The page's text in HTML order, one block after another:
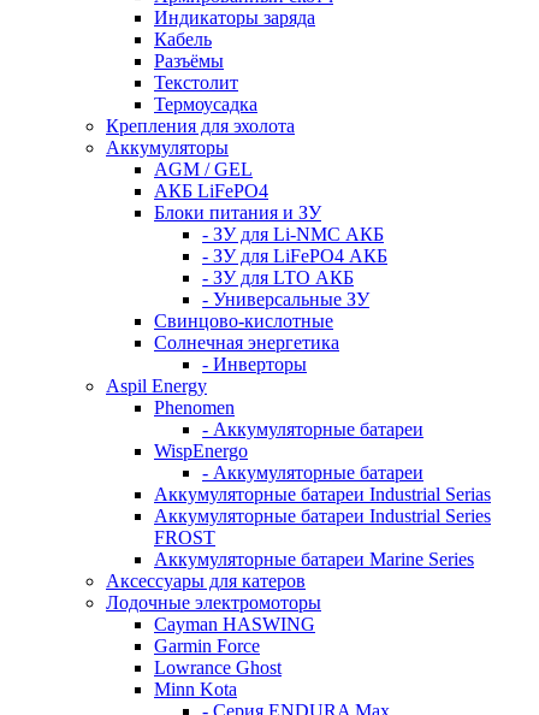
Индикаторы заряда
Кабель
Разъёмы
Текстолит
Термоусадка
Крепления для эхолота
Аккумуляторы
AGM / GEL
АКБ LiFePO4
Блоки питания и ЗУ
- ЗУ для Li-NMC АКБ
- ЗУ для LiFePO4 АКБ
- ЗУ для LTO АКБ
- Универсальные ЗУ
Свинцово-кислотные
Солнечная энергетика
- Инверторы
Aspil Energy
Phenomen
- Аккумуляторные батареи
WispEnergo
- Аккумуляторные батареи
Аккумуляторные батареи Industrial Serias
Аккумуляторные батареи Industrial Series
FROST
Аккумуляторные батареи Marine Series
Аксессуары для катеров
Лодочные электромоторы
Cayman HASWING
Garmin Force
Lowrance Ghost
Minn Kota
- Серия ENDURA Max